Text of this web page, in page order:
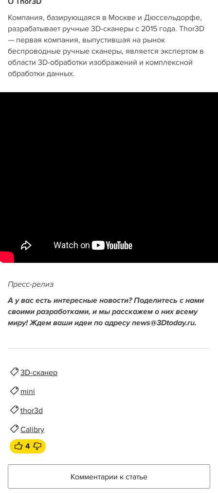
Компания, базирующаяся в Москве и Дюссельдорфе,
разрабатывает ручные 3D-сканеры с 2015 года. Thor3D
— первая компания, выпустившая на рынок
беспроводные ручные сканеры, является экспертом в
области 3D-обработки изображений и комплексной
обработки данных.
Пресс-релиз
А у вас есть интересные новости? Поделитесь с нами
своими разработками, и мы расскажем о них всему
миру! Ждем ваши идеи по адресу news@3Dtoday.ru.
3D-сканер
mini
thor3d
Calibry
4
Комментарии к статье